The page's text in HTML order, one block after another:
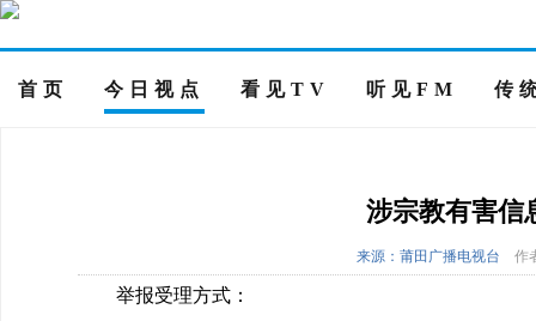
首页 今日视点 看见TV 听见FM 传
涉宗教有害信
来源：莆田广播电视台 作
举报受理方式：